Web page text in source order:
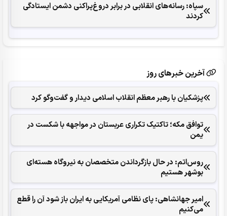
سپاه: رسانه‌های انقلابی در برابر دروغ‌پراکنی دشمن ایستادگی
کردند
آخرین خبرهای روز
پزشکیان با رهبر معظم انقلاب اسلامی دیدار و گفت‌وگو کرد
توافق مکه؛ تاکتیک تکراری عربستان در مواجهه با شکست در
یمن
روس‌اتم: در حال بازگرداندن متخصصان به نیروگاه هسته‌ای
بوشهر هستیم
امیر جهانشاهی: پای نظامی آمریکایی به ایران باز شود آن را قطع
می‌کنیم